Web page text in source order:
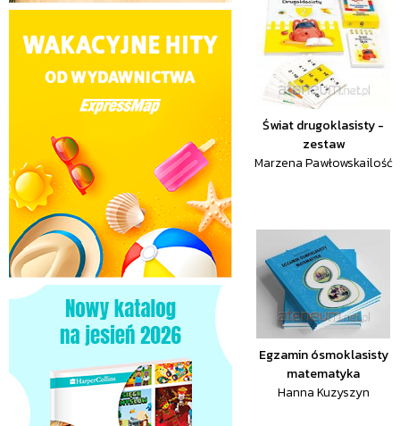
Świat drugoklasisty -
zestaw
Marzena Pawłowskailość
Egzamin ósmoklasisty
matematyka
Hanna Kuzyszyn